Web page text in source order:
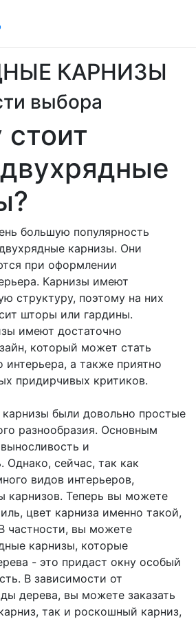
КАРНИЗЫ
выбора
большую популярность
карнизы. Они
при оформлении
Карнизы имеют
структуру, поэтому на них
шторы или гардины.
имеют достаточно
который может стать
а также приятно
придирчивых критиков.
были довольно простые
разнообразия. Основным
и
Однако, сейчас, так как
видов интерьеров,
карнизов. Теперь вы можете
цвет карниза именно такой,
частности, вы можете
карнизы, которые
- это придаст окну особый
В зависимости от
дерева, вы можете заказать
так и роскошный карниз,